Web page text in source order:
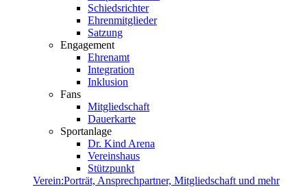
Schiedsrichter
Ehrenmitglieder
Satzung
Engagement
Ehrenamt
Integration
Inklusion
Fans
Mitgliedschaft
Dauerkarte
Sportanlage
Dr. Kind Arena
Vereinshaus
Stützpunkt
Verein:Porträt, Ansprechpartner, Mitgliedschaft und mehr